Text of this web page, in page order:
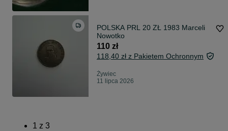
POLSKA PRL 20 ZŁ 1983 Marceli
Nowotko
110 zł
118,40 zł z Pakietem Ochronnym
Żywiec
11 lipca 2026
1 z 3